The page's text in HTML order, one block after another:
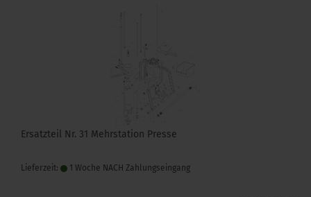
Ersatzteil Nr. 31 Mehrstation Presse
Lieferzeit: 1 Woche NACH Zahlungseingang